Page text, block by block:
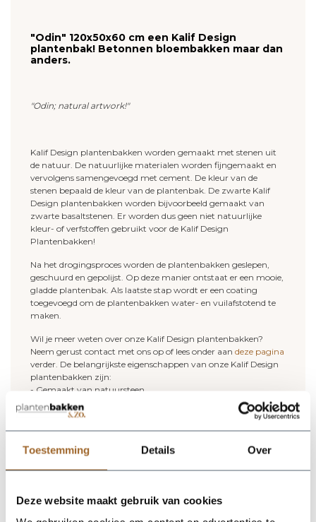
Toestemming Details Over
Deze website maakt gebruik van cookies
"Odin" 120x50x60 cm een Kalif Design
plantenbak! Betonnen bloembakken maar dan
anders.
"Odin; natural artwork!"
Kalif Design plantenbakken worden gemaakt met stenen uit
de natuur. De natuurlijke materialen worden fijngemaakt en
vervolgens samengevoegd met cement. De kleur van de
stenen bepaald de kleur van de plantenbak. De zwarte Kalif
Design plantenbakken worden bijvoorbeeld gemaakt van
zwarte basaltstenen. Er worden dus geen niet natuurlijke
kleur- of verfstoffen gebruikt voor de Kalif Design
Plantenbakken!
Na het drogingsproces worden de plantenbakken geslepen,
geschuurd en gepolijst. Op deze manier ontstaat er een mooie,
gladde plantenbak. Als laatste stap wordt er een coating
toegevoegd om de plantenbakken water- en vuilafstotend te
maken.
Wil je meer weten over onze Kalif Design plantenbakken?
Neem gerust contact met ons op of lees onder aan deze pagina
verder. De belangrijkste eigenschappen van onze Kalif Design
plantenbakken zijn:
- Gemaakt van natuursteen
- 100% handwerk
- Minder dan 2% chemicaliën
- De plantenbakken zijn in combinatie met het gebruik van
- Voor zowel binnen als buiten te gebruiken
De plantenbakken en bloempotten van Kalif Design noemen